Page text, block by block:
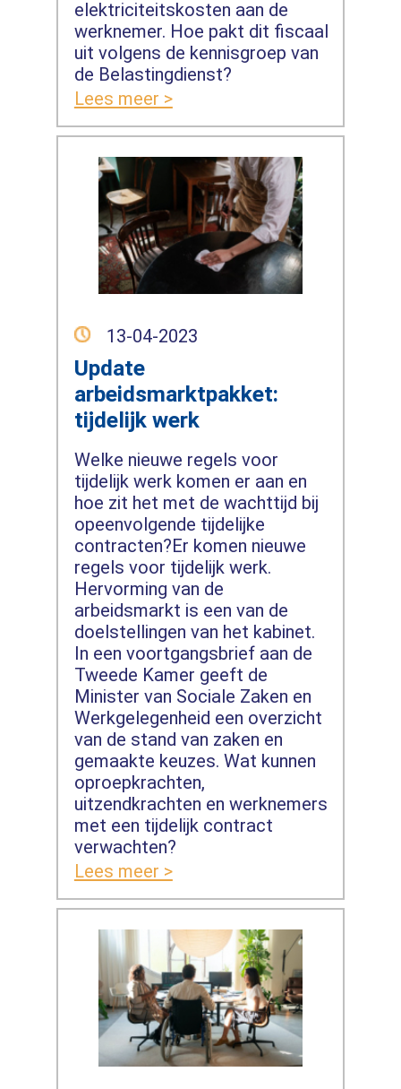
elektriciteitskosten aan de
werknemer. Hoe pakt dit fiscaal
uit volgens de kennisgroep van
de Belastingdienst?
Lees meer >
13-04-2023
Update
arbeidsmarktpakket:
tijdelijk werk
Welke nieuwe regels voor
tijdelijk werk komen er aan en
hoe zit het met de wachttijd bij
opeenvolgende tijdelijke
contracten?Er komen nieuwe
regels voor tijdelijk werk.
Hervorming van de
arbeidsmarkt is een van de
doelstellingen van het kabinet.
In een voortgangsbrief aan de
Tweede Kamer geeft de
Minister van Sociale Zaken en
Werkgelegenheid een overzicht
van de stand van zaken en
gemaakte keuzes. Wat kunnen
oproepkrachten,
uitzendkrachten en werknemers
met een tijdelijk contract
verwachten?
Lees meer >